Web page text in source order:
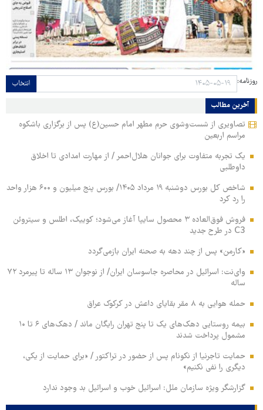
روزنامه: انتخاب
آخرین مطالب
تصاویری از شست‌وشوی حرم مطهر امام حسین(ع) پس از برگزاری باشکوه
مراسم اربعین
یک تجربه متفاوت برای جوانان هلال‌احمر / از مهارت امدادی تا اخلاق
داوطلبی
شاخص کل بورس دوشنبه ۱۹ مرداد ۱۴۰۵/ بورس پنج میلیون و ۶۰۰ هزار واحد
را رد کرد
فروش فوق‌العاده ۳ محصول سایپا آغاز می‌شود؛ کوییک، اطلس و سیتروئن
C3 در طرح جدید
«کارمن» پس از چند دهه به صحنه ایران بازمی‌گردد
وای‌نت: اسرائیل در محاصره جاسوسان ایران/ از نوجوان ۱۳ ساله تا پیرمرد ۷۲
ساله
حمله هوایی به ۸ مقر بقایای داعش در کرکوک عراق
بیمه روستایی دهک‌های یک تا پنج تهران رایگان ماند / دهک‌های ۶ تا ۱۰
مشمول پرداخت شدند
حمایت تاجرنیا از نکونام پس از حضور در تراکتور / «برای حمایت از یکی،
دیگری را نفی نکنیم»
گزارشگر ویژه سازمان ملل: اسرائیل خوب و اسرائیل بد وجود ندارد